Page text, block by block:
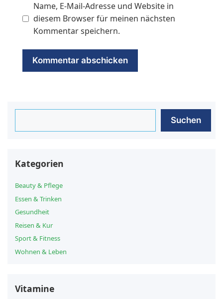
Name, E-Mail-Adresse und Website in
diesem Browser für meinen nächsten
Kommentar speichern.
Suchen
Kategorien
Beauty & Pflege
Essen & Trinken
Gesundheit
Reisen & Kur
Sport & Fitness
Wohnen & Leben
Vitamine